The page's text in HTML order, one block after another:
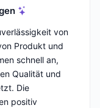
von
Produkt und
schnell an,
Qualität und
Die
positiv